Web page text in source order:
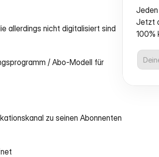
allerdings nicht digitalisiert sind
/ Abo-Modell für
zu seinen Abonnenten
Jetzt
100%